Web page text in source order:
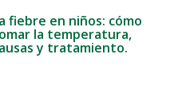
fiebre en niños: cómo
la temperatura,
y tratamiento.